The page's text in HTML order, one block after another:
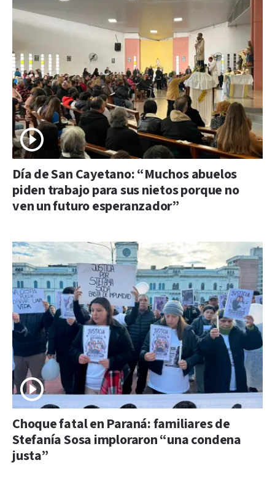
Día de San Cayetano: “Muchos abuelos
piden trabajo para sus nietos porque no
ven un futuro esperanzador”
Choque fatal en Paraná: familiares de
Stefanía Sosa imploraron “una condena
justa”